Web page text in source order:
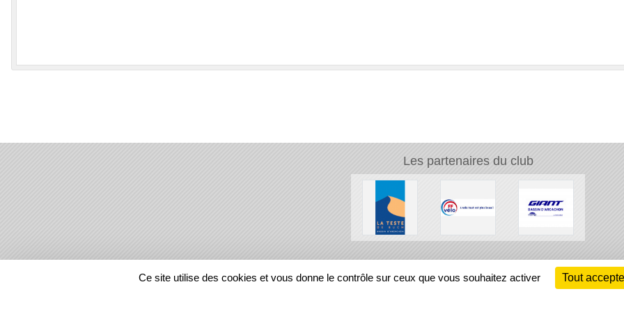
Les partenaires du club
REGIONS
Ce site utilise des cookies et vous donne le contrôle sur ceux que vous souhaitez activer Tout